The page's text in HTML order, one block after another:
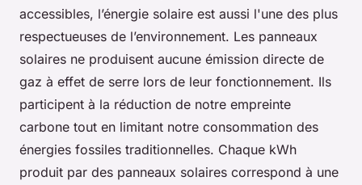
accessibles, l’énergie solaire est aussi l'une des plus
respectueuses de l’environnement. Les panneaux
solaires ne produisent aucune émission directe de
gaz à effet de serre lors de leur fonctionnement. Ils
participent à la réduction de notre empreinte
carbone tout en limitant notre consommation des
énergies fossiles traditionnelles. Chaque kWh
produit par des panneaux solaires correspond à une